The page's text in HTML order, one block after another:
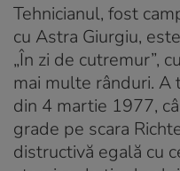
Tehnicianul, fost
cu Astra Giurgiu,
„În zi de cutremur”,
mai multe rânduri.
din 4 martie 1977,
grade pe scara
distructivă egală cu